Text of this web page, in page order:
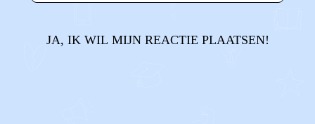
JA, IK WIL MIJN REACTIE PLAATSEN!